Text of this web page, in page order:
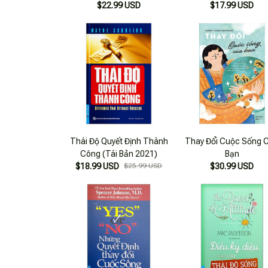
Cuộc Đời Bạn (Tái Bản
$22.99 USD
$17.99 USD
Thái Độ Quyết Định Thành
Công (Tái Bản 2021)
$18.99 USD $25.99 USD
Thay Đổi Cuộc Sống
Bạn
$30.99 USD